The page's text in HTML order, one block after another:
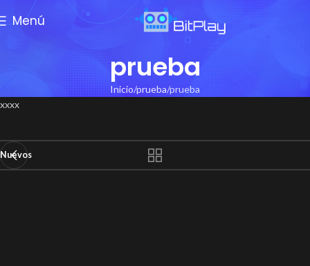
Menú
prueba
Inicio prueba prueba
xxxx
Nuevos